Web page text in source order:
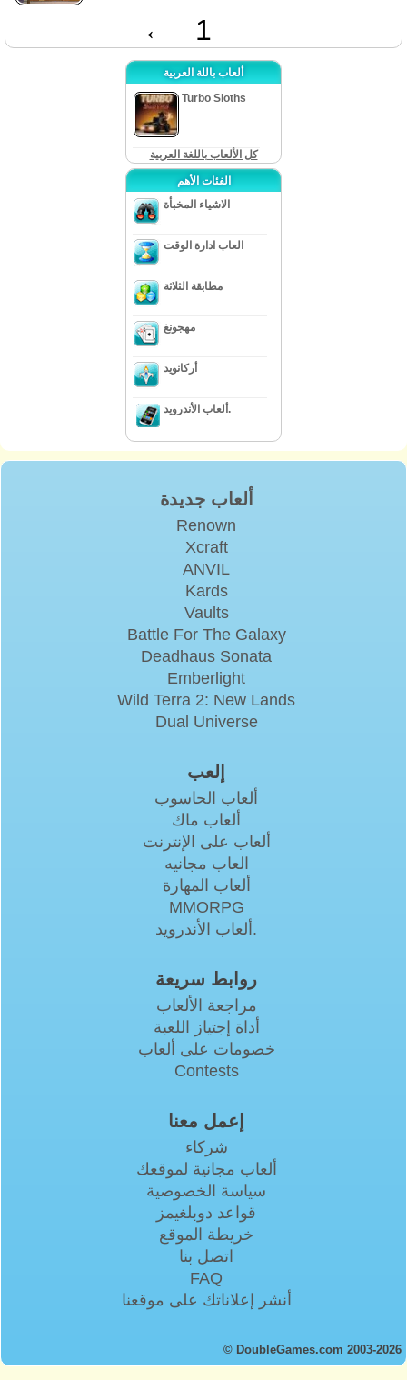
← 1
ألعاب باللة العربية
Turbo Sloths
كل الألعاب باللغة العربية
الفئات الأهم
الاشياء المخبأة
العاب ادارة الوقت
مطابقة الثلاثة
مهجونغ
أركانويد
ألعاب الأندرويد.
ألعاب جديدة
Renown
Xcraft
ANVIL
Kards
Vaults
Battle For The Galaxy
Deadhaus Sonata
Emberlight
Wild Terra 2: New Lands
Dual Universe
إلعب
ألعاب الحاسوب
ألعاب ماك
ألعاب على الإنترنت
العاب مجانيه
ألعاب المهارة
MMORPG
ألعاب الأندرويد.
روابط سريعة
مراجعة الألعاب
أداة إجتياز اللعبة
خصومات على ألعاب
Contests
إعمل معنا
شركاء
ألعاب مجانية لموقعك
سياسة الخصوصية
قواعد دوبلغيمز
خريطة الموقع
اتصل بنا
FAQ
أنشر إعلاناتك على موقعنا
© DoubleGames.com 2003-2026